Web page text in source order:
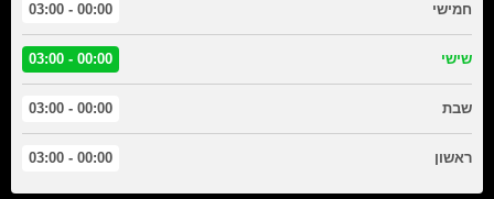
חמישי 00:00 - 03:00
שישי 00:00 - 03:00
שבת 00:00 - 03:00
ראשון 00:00 - 03:00